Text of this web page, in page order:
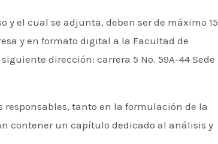
y el cual se adjunta, deben ser de máximo 15
y en formato digital a la Facultad de
dirección: carrera 5 No. 59A-44 Sede
responsables, tanto en la formulación de la
contener un capítulo dedicado al análisis y